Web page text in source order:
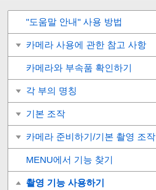
"도움말 안내" 사용 방법
카메라 사용에 관한 참고 사항
카메라와 부속품 확인하기
각 부의 명칭
기본 조작
카메라 준비하기/기본 촬영 조작
MENU에서 기능 찾기
촬영 기능 사용하기